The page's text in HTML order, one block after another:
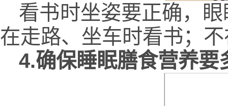
看书时坐姿要正确，
在走路、坐车时看书；
4.确保睡眠膳食营养要